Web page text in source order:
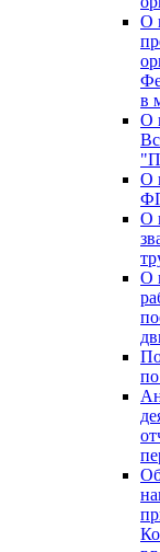
О
в
О
О
О
О